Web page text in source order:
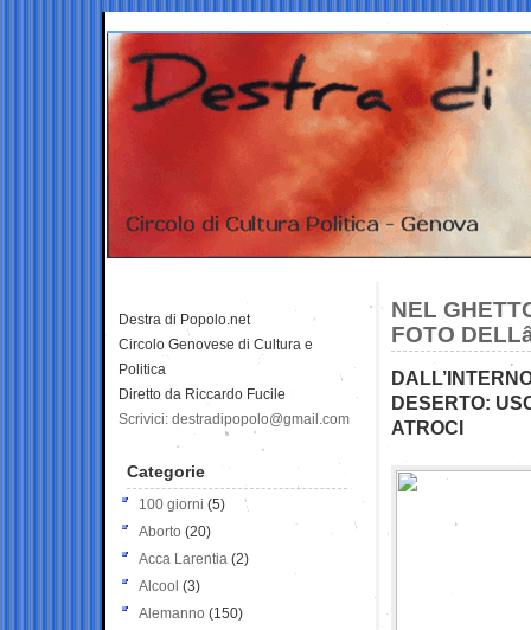
NEL
FOTO
DESERTO:
ATROCI
Destra di Popolo.net
Circolo Genovese di Cultura e
Politica
Diretto da Riccardo Fucile
Scrivici: destradipopolo@gmail.com
Categorie
100 giorni (5)
Aborto (20)
Acca Larentia (2)
Alcool (3)
Alemanno (150)